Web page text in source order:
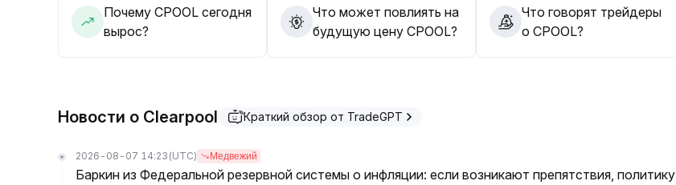
Почему CPOOL сегодня
вырос?
Что может повлиять на
будущую цену CPOOL?
Что говорят трейдеры
о CPOOL?
Новости о Clearpool Краткий обзор от TradeGPT
2026-08-07 14:23 (UTC) Медвежий
Баркин из Федеральной резервной системы о инфляции: если возникают препятствия, политику